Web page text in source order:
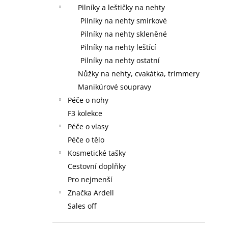
Pilníky a leštičky na nehty
Pilníky na nehty smirkové
Pilníky na nehty skleněné
Pilníky na nehty leštící
Pilníky na nehty ostatní
Nůžky na nehty, cvakátka, trimmery
Manikúrové soupravy
Péče o nohy
F3 kolekce
Péče o vlasy
Péče o tělo
Kosmetické tašky
Cestovní doplňky
Pro nejmenší
Značka Ardell
Sales off
59 Kč